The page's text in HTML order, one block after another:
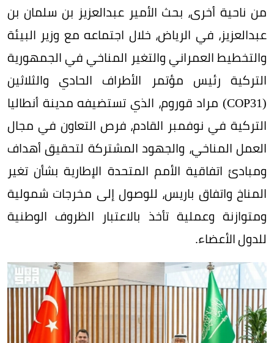
من ناحية أخرى، بحث الأمير عبدالعزيز بن سلمان بن
عبدالعزيز، في الرياض، خلال اجتماعه مع وزير البيئة
والتخطيط العمراني والتغير المناخي في الجمهورية
التركية رئيس مؤتمر الأطراف الحادي والثلاثين
(COP31) مراد قوروم، الذي تستضيفه مدينة أنطاليا
التركية في نوفمبر القادم، فرص التعاون في مجال
العمل المناخي، والجهود المشتركة لتحقيق أهداف
ومبادئ اتفاقية الأمم المتحدة الإطارية بشأن تغير
المناخ واتفاق باريس، للوصول إلى مخرجات شمولية
ومتوازنة وعملية تأخذ بالاعتبار الظروف الوطنية
للدول الأعضاء.